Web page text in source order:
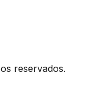
reservados.